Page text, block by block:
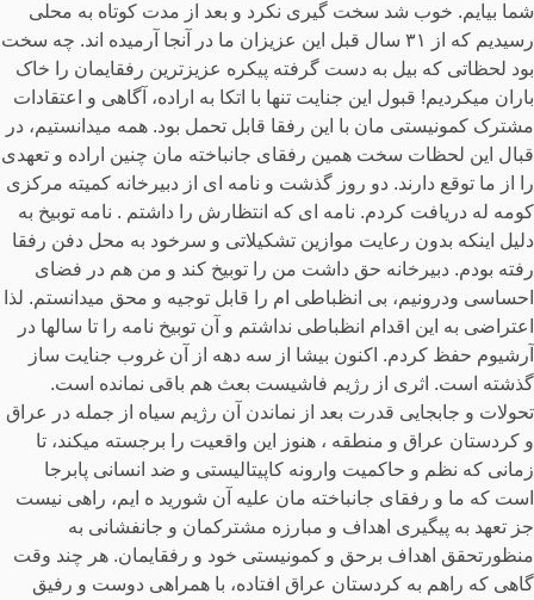
شما بیایم. خوب شد سخت گیری نکرد و بعد از مدت کوتاه به محلی
رسیدیم که از ۳۱ سال قبل این عزیزان ما در آنجا آرمیده اند. چه سخت
بود لحظاتی که بیل به دست گرفته پیکره عزیزترین رفقایمان را خاک
باران میکردیم! قبول این جنایت تنها با اتکا به اراده، آگاهی و اعتقادات
مشترک کمونیستی مان با این رفقا قابل تحمل بود. همه میدانستیم، در
قبال این لحظات سخت همین رفقای جانباخته مان چنین اراده و تعهدی
را از ما توقع دارند. دو روز گذشت و نامه ای از دبیرخانه کمیته مرکزی
کومه له دریافت کردم. نامه ای که انتظارش را داشتم . نامه توبیخ به
دلیل اینکه بدون رعایت موازین تشکیلاتی و سرخود به محل دفن رفقا
رفته بودم. دبیرخانه حق داشت من را توبیخ کند و من هم در فضای
احساسی ودرونیم، بی انظباطی ام را قابل توجیه و محق میدانستم. لذا
اعتراضی به این اقدام انظباطی نداشتم و آن توبیخ نامه را تا سالها در
آرشیوم حفظ کردم. اکنون بیشا از سه دهه از آن غروب جنایت ساز
گذشته است. اثری از رژیم فاشیست بعث هم باقی نمانده است.
تحولات و جابجایی قدرت بعد از نماندن آن رژیم سیاه از جمله در عراق
و کردستان عراق و منطقه ، هنوز این واقعیت را برجسته میکند، تا
زمانی که نظم و حاکمیت وارونه کاپیتالیستی و ضد انسانی پابرجا
است که ما و رفقای جانباخته مان علیه آن شورید ه ایم، راهی نیست
جز تعهد به پیگیری اهداف و مبارزه مشترکمان و جانفشانی به
منظورتحقق اهداف برحق و کمونیستی خود و رفقایمان. هر چند وقت
گاهی که راهم به کردستان عراق افتاده، با همراهی دوست و رفیق